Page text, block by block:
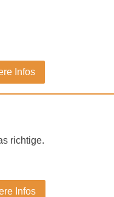
Infos
richtige.
Infos